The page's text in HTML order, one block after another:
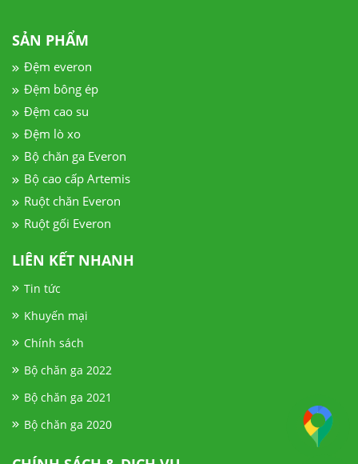
SẢN PHẨM
Đệm everon
Đệm bông ép
Đệm cao su
Đệm lò xo
Bộ chăn ga Everon
Bộ cao cấp Artemis
Ruột chăn Everon
Ruột gối Everon
LIÊN KẾT NHANH
Tin tức
Khuyến mại
Chính sách
Bộ chăn ga 2022
Bộ chăn ga 2021
Bộ chăn ga 2020